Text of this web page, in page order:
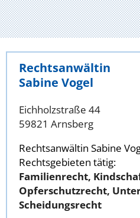
Rechtsanwältin
Sabine Vogel
Eichholzstraße 44
59821 Arnsberg
Rechtsanwältin Sabine
Rechtsgebieten tätig:
Familienrecht,
Opferschutzrecht,
Scheidungsrecht